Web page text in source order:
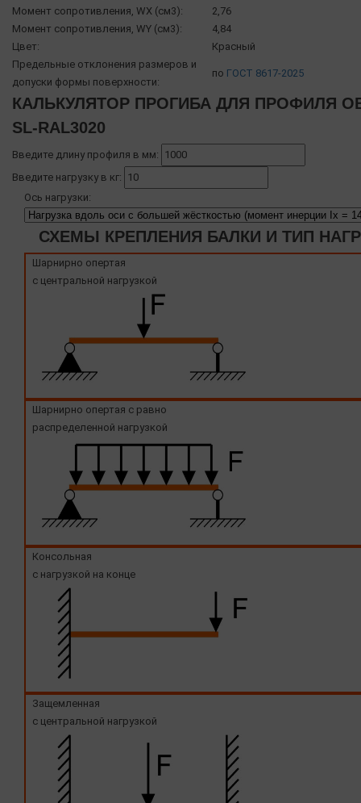
Момент сопротивления, WX (см3):
2,76
Момент сопротивления, WY (см3):
4,84
Цвет:
Красный
Предельные отклонения размеров и
допуски формы поверхности:
по ГОСТ 8617-2025
КАЛЬКУЛЯТОР ПРОГИБА ДЛЯ ПРОФИЛЯ
SL-RAL3020
Введите длину профиля в мм:
Введите нагрузку в кг:
Ось нагрузки:
СХЕМЫ КРЕПЛЕНИЯ БАЛКИ И ТИП
Шарнирно опертая
с центральной нагрузкой
Шарнирно опертая с равно
распределенной нагрузкой
Консольная
с нагрузкой на конце
Защемленная
с центральной нагрузкой